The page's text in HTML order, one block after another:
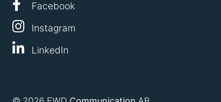
Facebook
Instagram
LinkedIn